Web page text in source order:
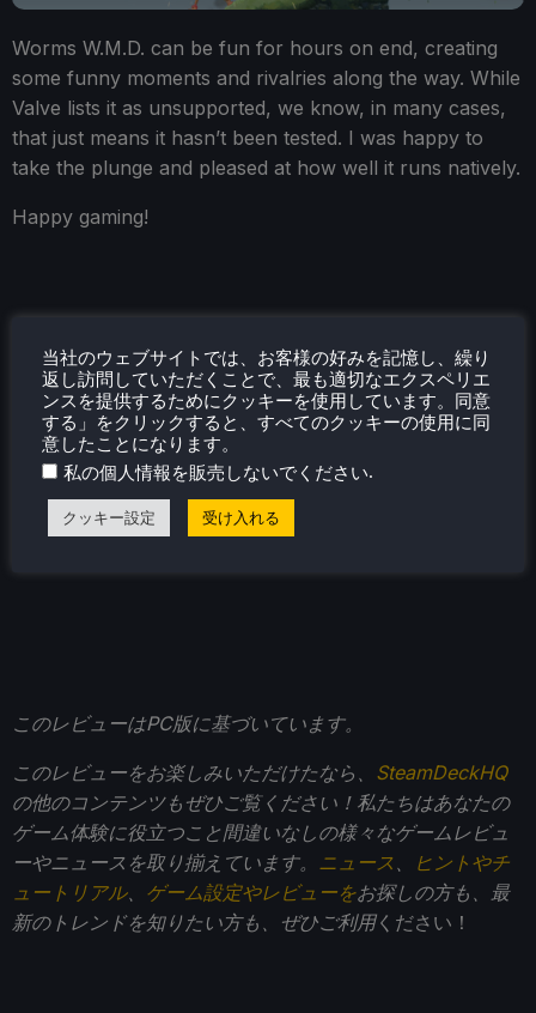
Worms W.M.D. can be fun for hours on end, creating
some funny moments and rivalries along the way. While
Valve lists it as unsupported, we know, in many cases,
that just means it hasn’t been tested. I was happy to
take the plunge and pleased at how well it runs natively.
Happy gaming!
このレビューはPC版に基づいています。
このレビューをお楽しみいただけたなら、 SteamDeckHQ
の他のコンテンツもぜひご覧ください！私たちはあなたの
ゲーム体験に役立つこと間違いなしの様々なゲームレビュ
ーやニュースを取り揃えています。 ニュース 、
ヒントやチ
ュートリアル、 ゲーム設定やレビューをお探しの方も、最
新のトレンドを知りたい方も、ぜひご利用ください！
当社のウェブサイトでは、お客様の好みを記憶し、繰り
返し訪問していただくことで、最も適切なエクスペリエ
ンスを提供するためにクッキーを使用しています。同意
する」をクリックすると、すべてのクッキーの使用に同
意したことになります。
私の個人情報を販売しないでください.
クッキー設定 受け入れる